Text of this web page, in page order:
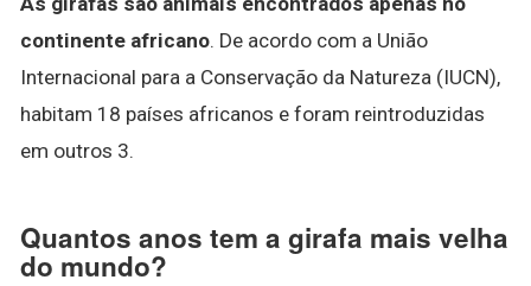
continente africano. De acordo com a União
Internacional para a Conservação da Natureza (IUCN),
habitam 18 países africanos e foram reintroduzidas
em outros 3.
Quantos anos tem a girafa mais velha
do mundo?